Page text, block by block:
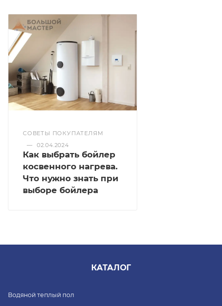
СОВЕТЫ ПОКУПАТЕЛЯМ
—
02.04.2024
Как выбрать бойлер
косвенного нагрева.
Что нужно знать при
выборе бойлера
КАТАЛОГ
Водяной теплый пол